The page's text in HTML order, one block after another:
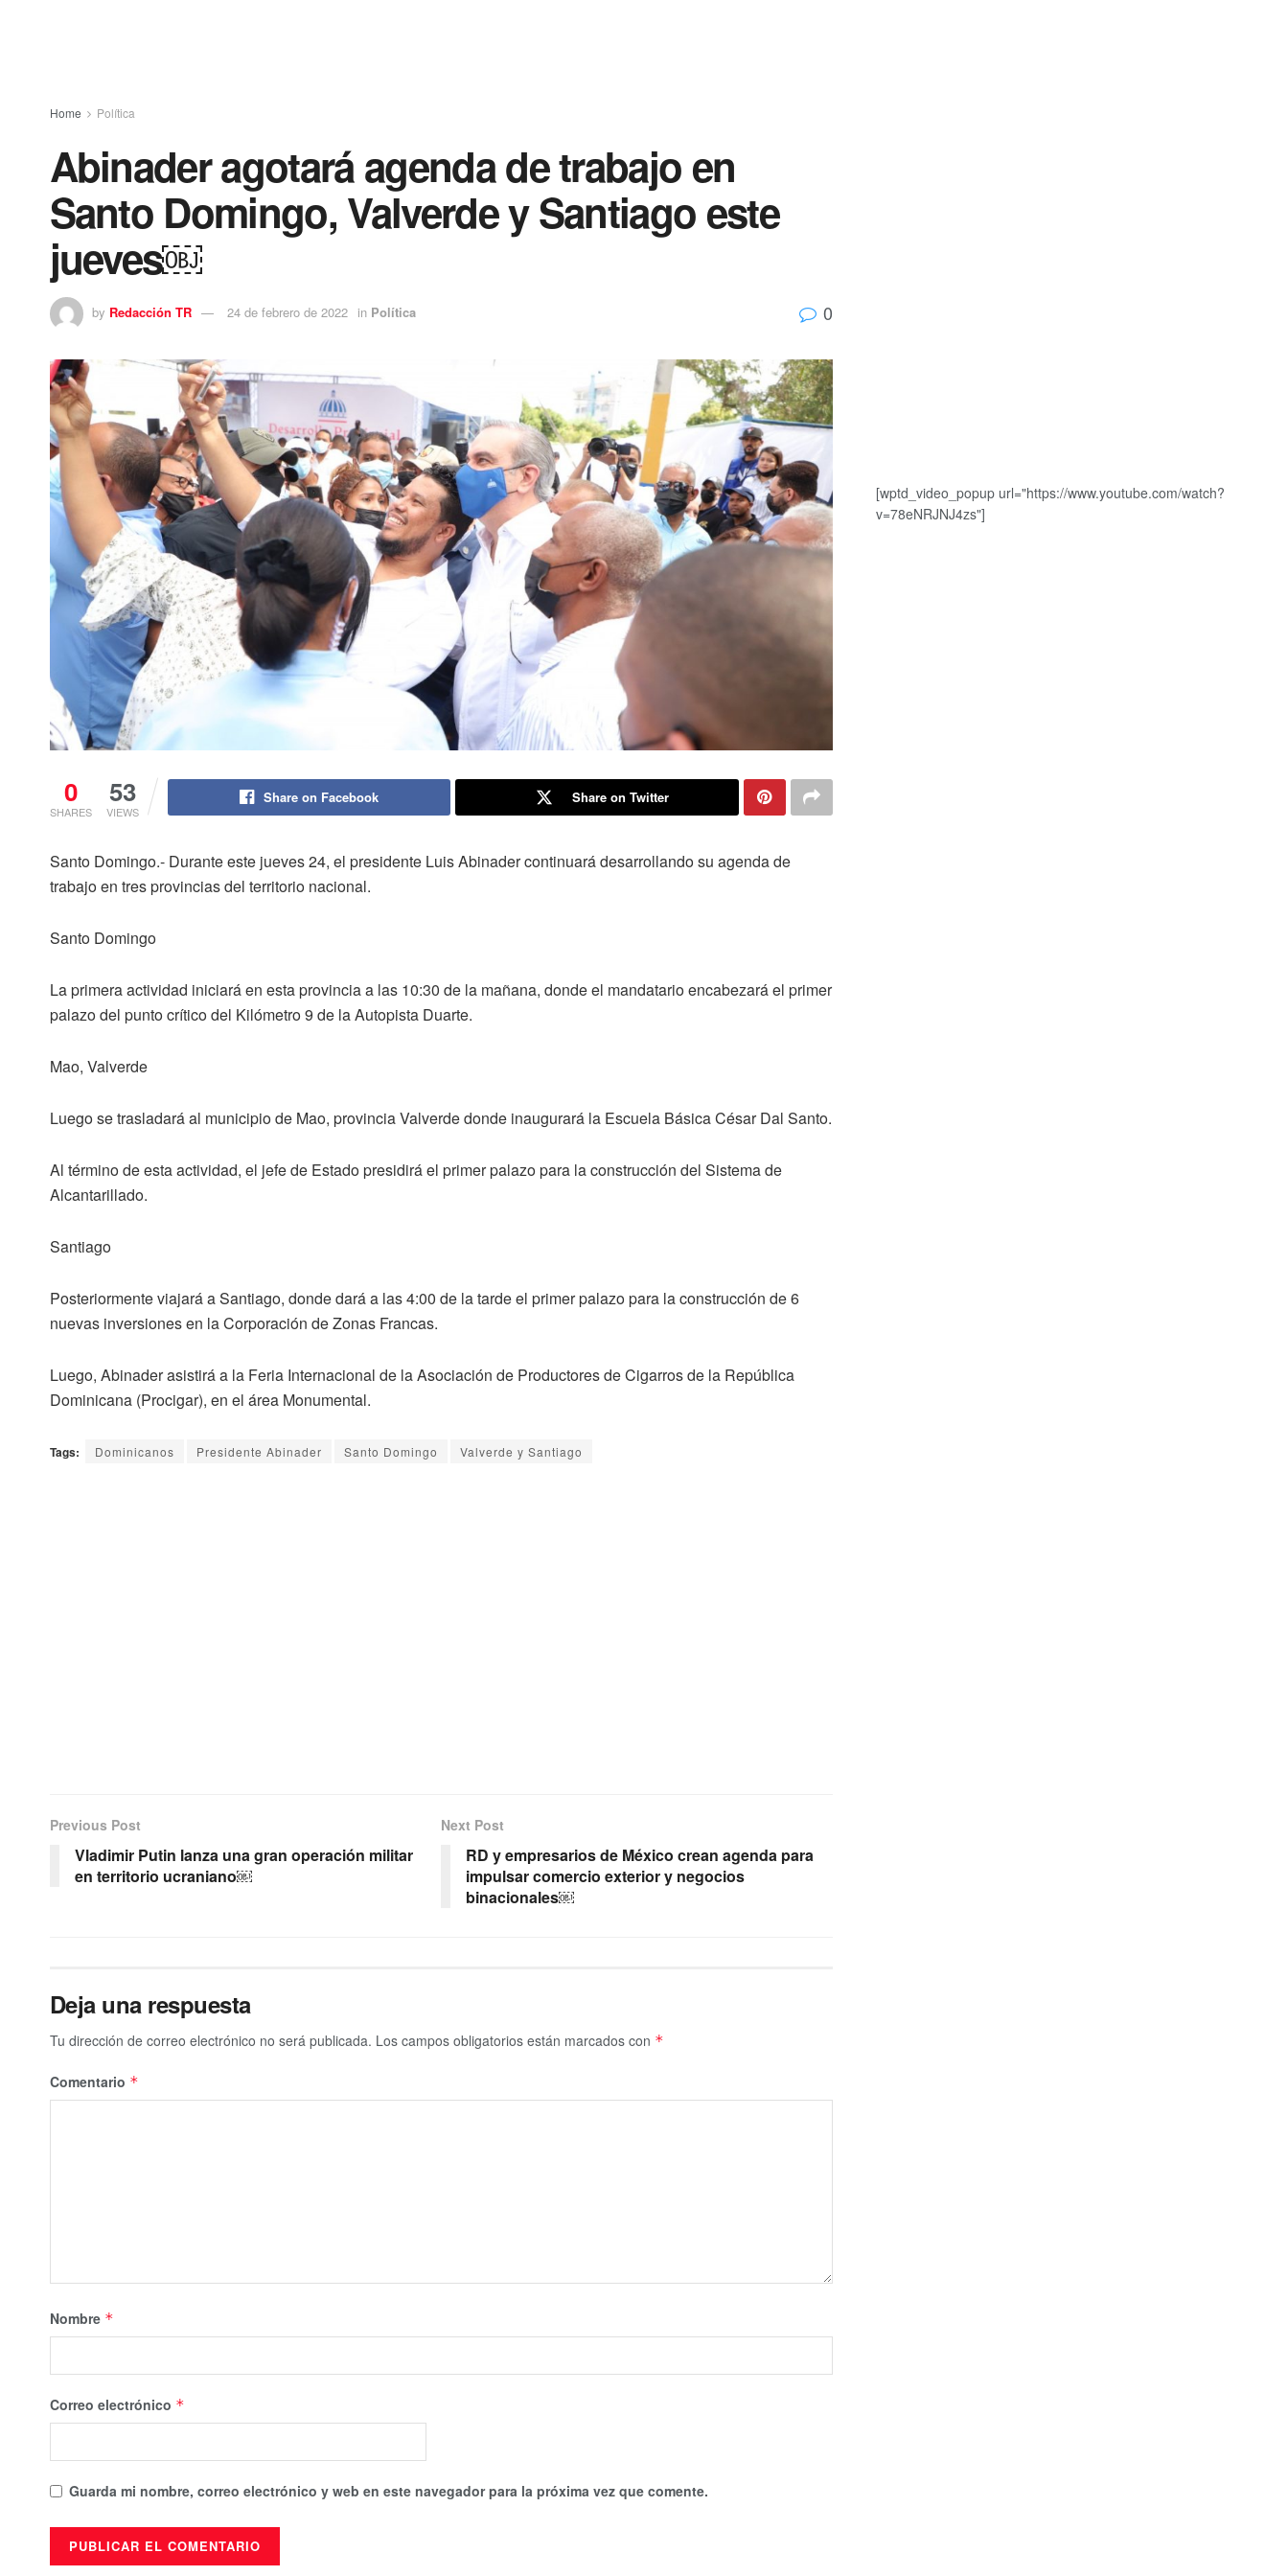
Home Política
Abinader agotará agenda de trabajo en
Santo Domingo, Valverde y Santiago este
jueves￼
by Redacción TR 24 de febrero de 2022 in Política 0
0
SHARES
53
VIEWS
Share on Facebook Share on Twitter
Santo Domingo.- Durante este jueves 24, el presidente Luis Abinader continuará desarrollando su agenda de
trabajo en tres provincias del territorio nacional.
Santo Domingo
La primera actividad iniciará en esta provincia a las 10:30 de la mañana, donde el mandatario encabezará el primer
palazo del punto crítico del Kilómetro 9 de la Autopista Duarte.
Mao, Valverde
Luego se trasladará al municipio de Mao, provincia Valverde donde inaugurará la Escuela Básica César Dal Santo.
Al término de esta actividad, el jefe de Estado presidirá el primer palazo para la construcción del Sistema de
Alcantarillado.
Santiago
Posteriormente viajará a Santiago, donde dará a las 4:00 de la tarde el primer palazo para la construcción de 6
nuevas inversiones en la Corporación de Zonas Francas.
Luego, Abinader asistirá a la Feria Internacional de la Asociación de Productores de Cigarros de la República
Dominicana (Procigar), en el área Monumental.
Tags: Dominicanos Presidente Abinader Santo Domingo Valverde y Santiago
Previous Post
Vladimir Putin lanza una gran operación militar
en territorio ucraniano￼
Next Post
RD y empresarios de México crean agenda para
impulsar comercio exterior y negocios
binacionales￼
Deja una respuesta
Tu dirección de correo electrónico no será publicada. Los campos obligatorios están marcados con *
Comentario *
Nombre *
Correo electrónico *
Guarda mi nombre, correo electrónico y web en este navegador para la próxima vez que comente.
[wptd_video_popup url="https://www.youtube.com/watch?
v=78eNRJNJ4zs"]